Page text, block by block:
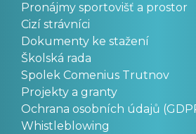
Pronájmy sportovišť a prostor
Cizí strávníci
Dokumenty ke stažení
Školská rada
Spolek Comenius Trutnov
Projekty a granty
Ochrana osobních údajů
Whistleblowing